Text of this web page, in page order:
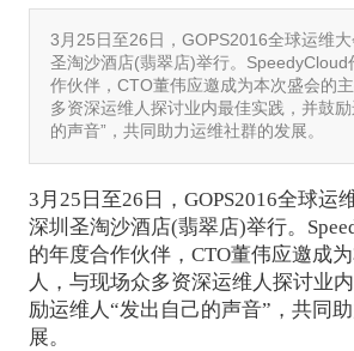
3月25日至26日，GOPS2016全球运维大
圣淘沙酒店(翡翠店)举行。SpeedyCloud
作伙伴，CTO董伟应邀成为本次盛会的
多资深运维人探讨业内最佳实践，并鼓励
的声音”，共同助力运维社群的发展。
3月25日至26日，GOPS2016全球运
深圳圣淘沙酒店(翡翠店)举行。
的年度合作伙伴，CTO董伟应邀成
人，与现场众多资深运维人探讨业
励运维人“发出自己的声音”，共同
展。